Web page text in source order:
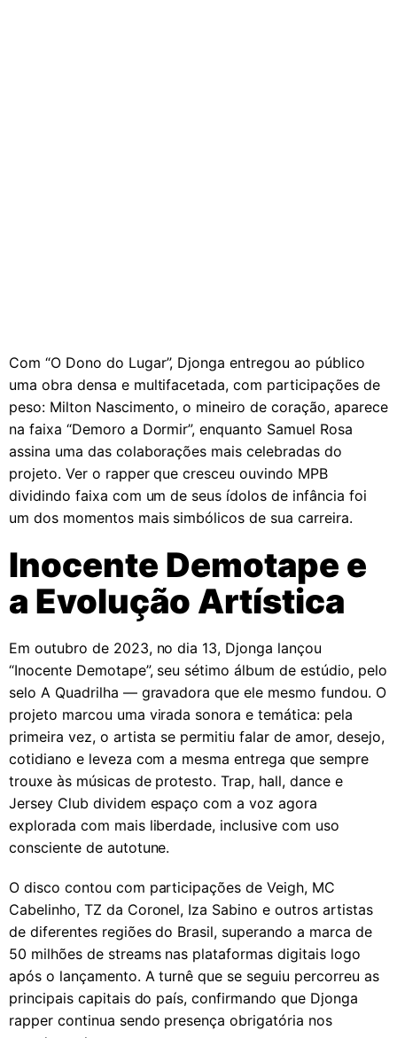
Com “O Dono do Lugar”, Djonga entregou ao público
uma obra densa e multifacetada, com participações de
peso: Milton Nascimento, o mineiro de coração, aparece
na faixa “Demoro a Dormir”, enquanto Samuel Rosa
assina uma das colaborações mais celebradas do
projeto. Ver o rapper que cresceu ouvindo MPB
dividindo faixa com um de seus ídolos de infância foi
um dos momentos mais simbólicos de sua carreira.
Inocente Demotape e
a Evolução Artística
Em outubro de 2023, no dia 13, Djonga lançou
“Inocente Demotape”, seu sétimo álbum de estúdio, pelo
selo A Quadrilha — gravadora que ele mesmo fundou. O
projeto marcou uma virada sonora e temática: pela
primeira vez, o artista se permitiu falar de amor, desejo,
cotidiano e leveza com a mesma entrega que sempre
trouxe às músicas de protesto. Trap, hall, dance e
Jersey Club dividem espaço com a voz agora
explorada com mais liberdade, inclusive com uso
consciente de autotune.
O disco contou com participações de Veigh, MC
Cabelinho, TZ da Coronel, Iza Sabino e outros artistas
de diferentes regiões do Brasil, superando a marca de
50 milhões de streams nas plataformas digitais logo
após o lançamento. A turnê que se seguiu percorreu as
principais capitais do país, confirmando que Djonga
rapper continua sendo presença obrigatória nos